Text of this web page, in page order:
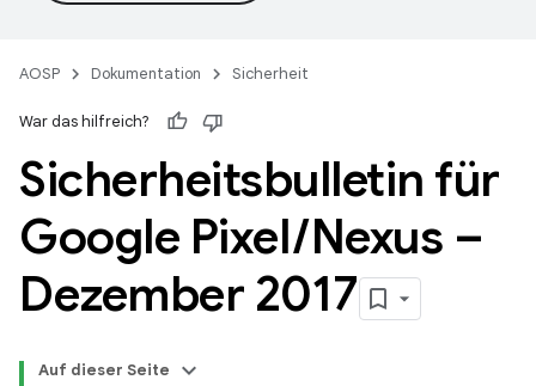
AOSP Dokumentation Sicherheit
War das hilfreich?
Sicherheitsbulletin für
Google Pixel/Nexus –
Dezember 2017
Auf dieser Seite